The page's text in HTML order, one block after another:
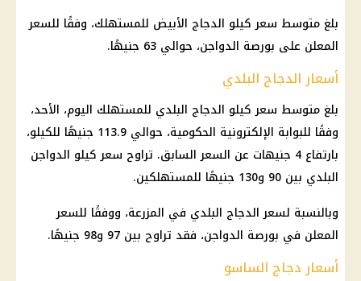
بلغ متوسط ​​سعر كيلو الدجاج الأبيض للمستهلك، وفقًا للسعر
المعلن على بورصة الدواجن، حوالي 63 جنيهًا.
أسعار الدجاج البلدي
بلغ متوسط ​​سعر كيلو الدجاج البلدي للمستهلك اليوم، الأحد،
وفقًا للبوابة الإلكترونية الحكومية، حوالي 113.9 جنيهًا للكيلو،
بارتفاع 4 جنيهات عن السعر السابق. تراوح سعر كيلو الدواجن
البلدي بين 90 و130 جنيهًا للمستهلكين.
وبالنسبة لسعر الدجاج البلدي في المزرعة، ووفقًا للسعر
المعلن في بورصة الدواجن، فقد تراوح بين 97 و98 جنيهًا.
أسعار دجاج الساسو